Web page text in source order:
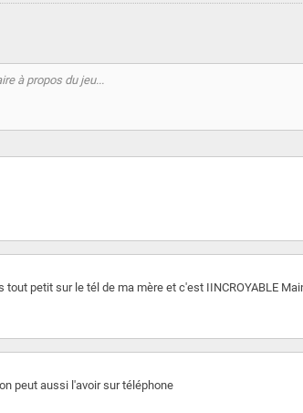
tout petit sur le tél de ma mère et c'est IINCROYABLE
peut aussi l'avoir sur téléphone